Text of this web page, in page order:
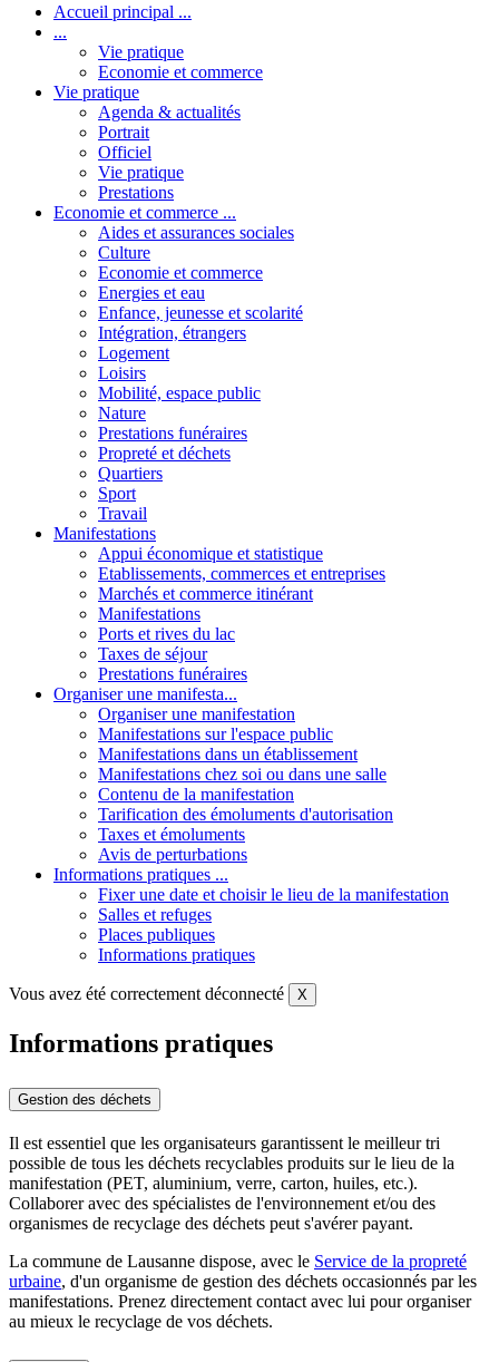
Accueil principal ...
...
Vie pratique
Economie et commerce
Vie pratique
Agenda & actualités
Portrait
Officiel
Vie pratique
Prestations
Economie et commerce ...
Aides et assurances sociales
Culture
Economie et commerce
Energies et eau
Enfance, jeunesse et scolarité
Intégration, étrangers
Logement
Loisirs
Mobilité, espace public
Nature
Prestations funéraires
Propreté et déchets
Quartiers
Sport
Travail
Manifestations
Appui économique et statistique
Etablissements, commerces et entreprises
Marchés et commerce itinérant
Manifestations
Ports et rives du lac
Taxes de séjour
Prestations funéraires
Organiser une manifesta...
Organiser une manifestation
Manifestations sur l'espace public
Manifestations dans un établissement
Manifestations chez soi ou dans une salle
Contenu de la manifestation
Tarification des émoluments d'autorisation
Taxes et émoluments
Avis de perturbations
Informations pratiques ...
Fixer une date et choisir le lieu de la manifestation
Salles et refuges
Places publiques
Informations pratiques
Vous avez été correctement déconnecté X
Informations pratiques
Gestion des déchets
Il est essentiel que les organisateurs garantissent le meilleur tri
possible de tous les déchets recyclables produits sur le lieu de la
manifestation (PET, aluminium, verre, carton, huiles, etc.).
Collaborer avec des spécialistes de l'environnement et/ou des
organismes de recyclage des déchets peut s'avérer payant.
La commune de Lausanne dispose, avec le Service de la propreté
urbaine, d'un organisme de gestion des déchets occasionnés par les
manifestations. Prenez directement contact avec lui pour organiser
au mieux le recyclage de vos déchets.